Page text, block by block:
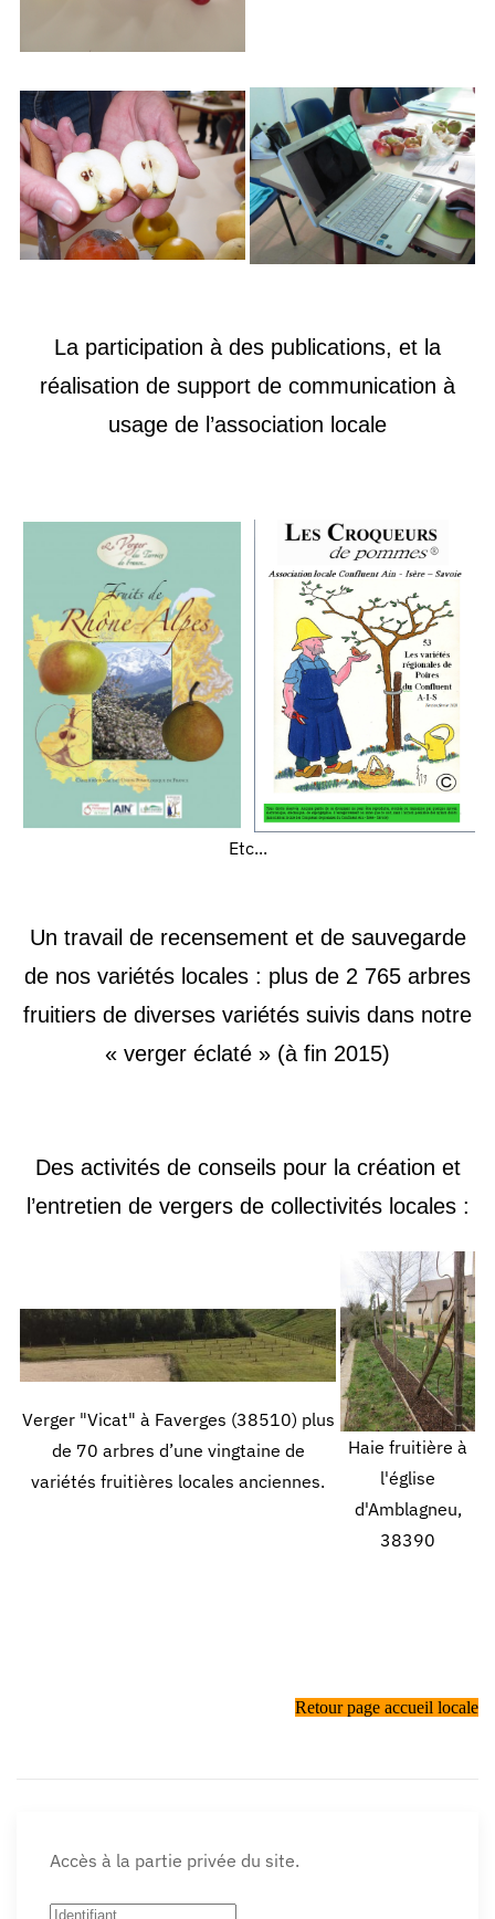
La participation à des publications, et la
réalisation de support de communication à
usage de l’association locale
Etc...
Un travail de recensement et de sauvegarde
de nos variétés locales : plus de 2 765 arbres
fruitiers de diverses variétés suivis dans notre
« verger éclaté » (à fin 2015)
Des activités de conseils pour la création et
l’entretien de vergers de collectivités locales :
Verger "Vicat" à Faverges (38510) plus
de 70 arbres d’une vingtaine de
variétés fruitières locales anciennes.
Haie fruitière à
l'église
d'Amblagneu,
38390
Retour page accueil locale
Accès à la partie privée du site.